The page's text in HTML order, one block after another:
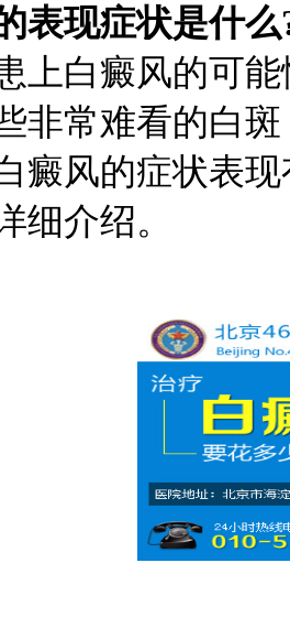
表现症状是什么
上白癜风的可
非常难看的白
癜风的症状表
细介绍。